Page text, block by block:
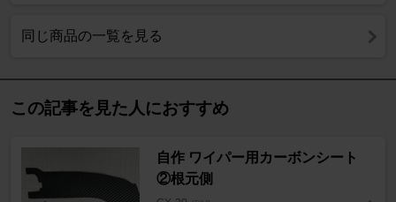
同じ商品の一覧を見る
この記事を見た人におすすめ
自作 ワイパー用カーボンシート
②根元側